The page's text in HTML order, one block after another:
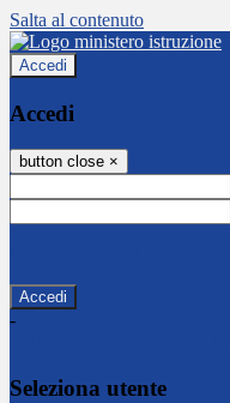
Salta al contenuto
Accedi
Accedi
button close ×
-
Seleziona utente